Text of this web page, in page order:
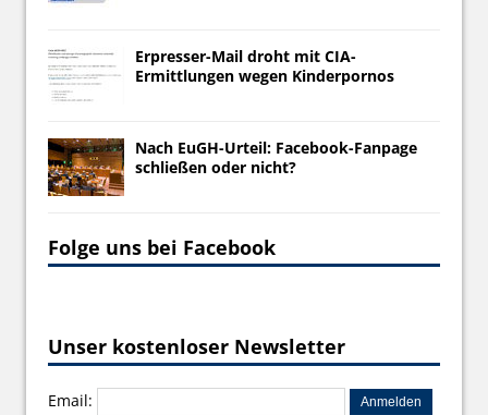
Erpresser-Mail droht mit CIA-
Ermittlungen wegen Kinderpornos
Nach EuGH-Urteil: Facebook-Fanpage
schließen oder nicht?
Folge uns bei Facebook
Unser kostenloser Newsletter
Email: